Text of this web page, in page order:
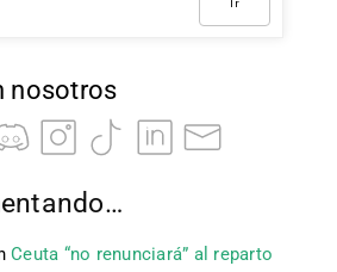
nosotros
Ceuta “no renunciará” al reparto